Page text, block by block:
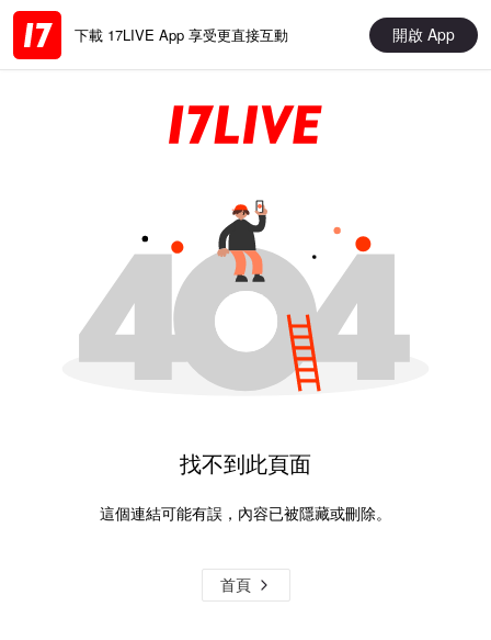
下載 17LIVE App 享受更直接互動 開啟 App
找不到此頁面
這個連結可能有誤，內容已被隱藏或刪除。
首頁